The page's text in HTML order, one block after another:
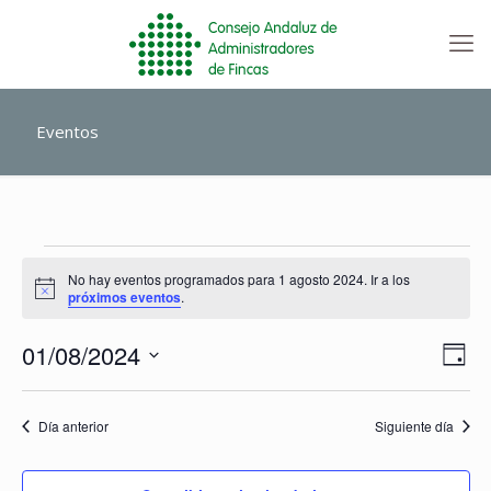
Eventos
en
Aviso
No hay eventos programados para 1 agosto 2024. Ir a los
próximos eventos.
de
vistas
de
Día
01/08/2024
fecha.Día anterior Siguiente día